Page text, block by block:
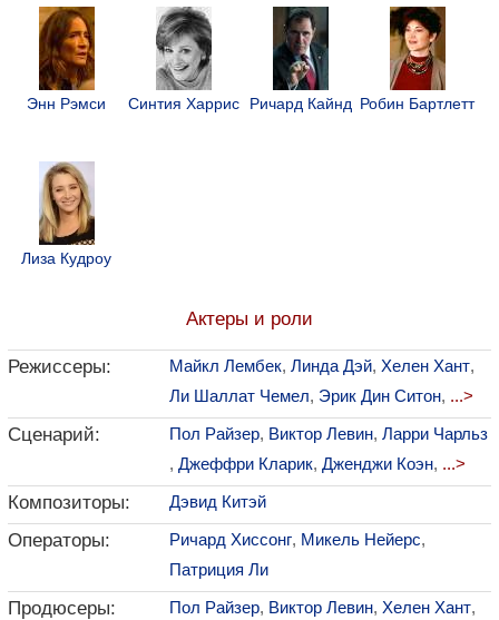
Энн Рэмси Синтия Харрис Ричард Кайнд Робин Бартлетт
Лиза Кудроу
Актеры и роли
Режиссеры: Майкл Лембек, Линда Дэй, Хелен Хант,
Ли Шаллат Чемел, Эрик Дин Ситон, ...>
Сценарий: Пол Райзер, Виктор Левин, Ларри Чарльз
, Джеффри Кларик, Дженджи Коэн, ...>
Композиторы: Дэвид Китэй
Операторы: Ричард Хиссонг, Микель Нейерс,
Патриция Ли
Продюсеры: Пол Райзер, Виктор Левин, Хелен Хант,